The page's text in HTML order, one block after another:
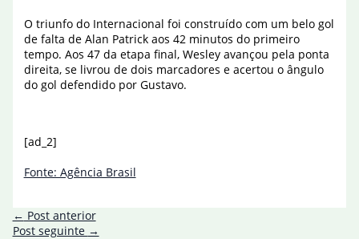
O triunfo do Internacional foi construído com um belo gol
de falta de Alan Patrick aos 42 minutos do primeiro
tempo. Aos 47 da etapa final, Wesley avançou pela ponta
direita, se livrou de dois marcadores e acertou o ângulo
do gol defendido por Gustavo.
[ad_2]
Fonte: Agência Brasil
← Post anterior
Post seguinte →